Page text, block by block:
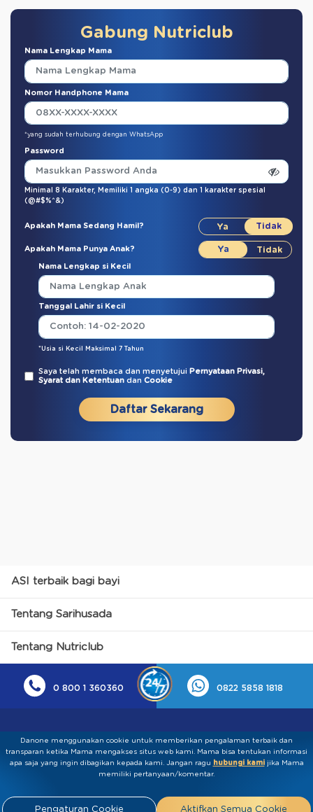
Gabung Nutriclub
Nama Lengkap Mama
Nomor Handphone Mama
*yang sudah terhubung dengan WhatsApp
Password
Minimal 8 Karakter, Memiliki 1 angka (0-9) dan 1 karakter spesial
(@#$%^&)
Apakah Mama Sedang Hamil?
Apakah Mama Punya Anak?
Nama Lengkap si Kecil
Tanggal Lahir si Kecil
*Usia si Kecil Maksimal 7 Tahun
Saya telah membaca dan menyetujui Pernyataan Privasi,
Syarat dan Ketentuan dan Cookie
Daftar Sekarang
ASI terbaik bagi bayi
Tentang Sarihusada
Tentang Nutriclub
0 800 1 360360 0822 5858 1818
Kebijakan Privasi Syarat & Ketentuan
Danone menggunakan cookie untuk memberikan pengalaman terbaik dan
transparan ketika Mama mengakses situs web kami. Mama bisa tentukan informasi
apa saja yang ingin dibagikan kepada kami.​ ​Jangan ragu hubungi kamijika Mama
memiliki pertanyaan/komentar.
Pengaturan Cookie Aktifkan Semua Cookie